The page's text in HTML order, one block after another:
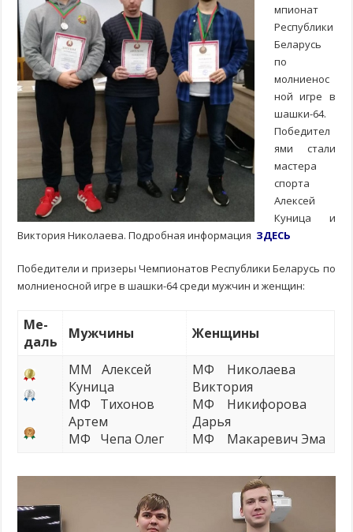
мпионат
Республики
Беларусь
по
молниенос
ной игре в
шашки-64.
Победител
ями стали
мастера
спорта
Алексей
Куница и
Виктория Николаева. Подробная информация ЗДЕСЬ
Победители и призеры Чемпионатов Республики Беларусь по
молниеносной игре в шашки-64 среди мужчин и женщин:
Ме-
даль Мужчины Женщины
ММ Алексей
Куница
МФ Тихонов
Артем
МФ Чепа Олег
МФ Николаева
Виктория
МФ Никифорова
Дарья
МФ Макаревич Эма